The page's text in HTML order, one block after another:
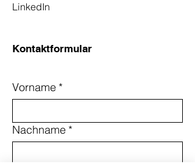
LinkedIn
Kontaktformular
Vorname *
Nachname *